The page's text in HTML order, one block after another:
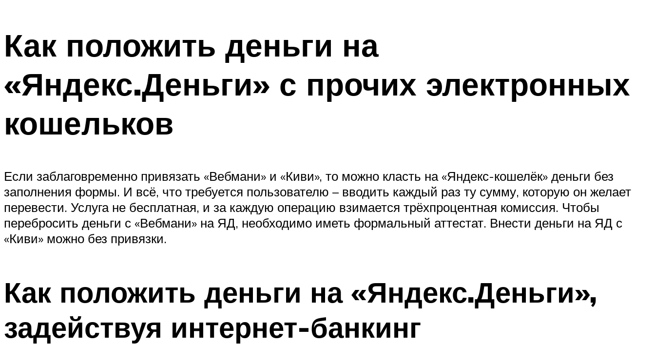
Как положить деньги на
«Яндекс.Деньги» с прочих электронных
кошельков
Если заблаговременно привязать «Вебмани» и «Киви», то можно класть на «Яндекс-кошелёк» деньги без
заполнения формы. И всё, что требуется пользователю – вводить каждый раз ту сумму, которую он желает
перевести. Услуга не бесплатная, и за каждую операцию взимается трёхпроцентная комиссия. Чтобы
перебросить деньги с «Вебмани» на ЯД, необходимо иметь формальный аттестат. Внести деньги на ЯД с
«Киви» можно без привязки.
Как положить деньги на «Яндекс.Деньги»,
задействуя интернет-банкинг